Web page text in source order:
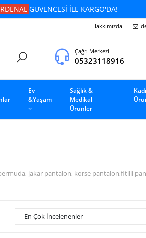
GÜVENCESİ İLE KARGO'DA!
Hakkımızda
Çağrı Merkezi
05323118916
Ev
&Yaşam
Sağlık &
Medikal
Ürünler
jakar pantalon, korse pantalon,fitilli
En Çok İncelenenler